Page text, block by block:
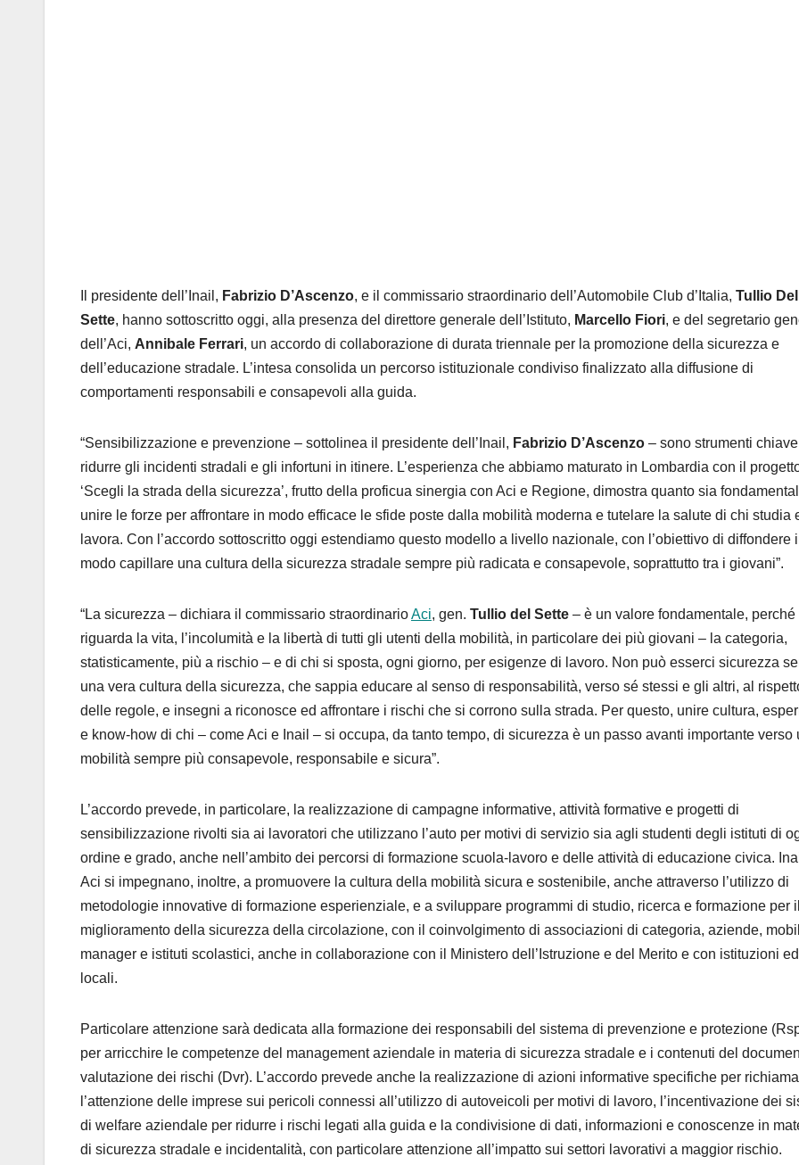
Il presidente dell’Inail, Fabrizio D’Ascenzo, e il commissario straordinario dell’Automobile Club d’Italia, Tullio Del
Sette, hanno sottoscritto oggi, alla presenza del direttore generale dell’Istituto, Marcello Fiori, e del segretario
dell’Aci, Annibale Ferrari, un accordo di collaborazione di durata triennale per la promozione della sicurezza e
dell’educazione stradale. L’intesa consolida un percorso istituzionale condiviso finalizzato alla diffusione di
comportamenti responsabili e consapevoli alla guida.
“Sensibilizzazione e prevenzione – sottolinea il presidente dell’Inail, Fabrizio D’Ascenzo – sono strumenti
ridurre gli incidenti stradali e gli infortuni in itinere. L’esperienza che abbiamo maturato in Lombardia con il
‘Scegli la strada della sicurezza’, frutto della proficua sinergia con Aci e Regione, dimostra quanto sia
unire le forze per affrontare in modo efficace le sfide poste dalla mobilità moderna e tutelare la salute di chi studia
lavora. Con l’accordo sottoscritto oggi estendiamo questo modello a livello nazionale, con l’obiettivo di diffondere
modo capillare una cultura della sicurezza stradale sempre più radicata e consapevole, soprattutto tra i giovani”.
“La sicurezza – dichiara il commissario straordinarioAci, gen. Tullio del Sette – è un valore fondamentale, perché
riguarda la vita, l’incolumità e la libertà di tutti gli utenti della mobilità, in particolare dei più giovani – la categoria,
statisticamente, più a rischio – e di chi si sposta, ogni giorno, per esigenze di lavoro. Non può esserci sicurezza
una vera cultura della sicurezza, che sappia educare al senso di responsabilità, verso sé stessi e gli altri, al
delle regole, e insegni a riconosce ed affrontare i rischi che si corrono sulla strada. Per questo, unire cultura,
e know-how di chi – come Aci e Inail – si occupa, da tanto tempo, di sicurezza è un passo avanti importante verso
mobilità sempre più consapevole, responsabile e sicura”.
L’accordo prevede, in particolare, la realizzazione di campagne informative, attività formative e progetti di
sensibilizzazione rivolti sia ai lavoratori che utilizzano l’auto per motivi di servizio sia agli studenti degli istituti di
ordine e grado, anche nell’ambito dei percorsi di formazione scuola-lavoro e delle attività di educazione civica.
Aci si impegnano, inoltre, a promuovere la cultura della mobilità sicura e sostenibile, anche attraverso l’utilizzo di
metodologie innovative di formazione esperienziale, e a sviluppare programmi di studio, ricerca e formazione per il
miglioramento della sicurezza della circolazione, con il coinvolgimento di associazioni di categoria, aziende,
manager e istituti scolastici, anche in collaborazione con il Ministero dell’Istruzione e del Merito e con istituzioni
locali.
Particolare attenzione sarà dedicata alla formazione dei responsabili del sistema di prevenzione e protezione
per arricchire le competenze del management aziendale in materia di sicurezza stradale e i contenuti del
valutazione dei rischi (Dvr). L’accordo prevede anche la realizzazione di azioni informative specifiche per
l’attenzione delle imprese sui pericoli connessi all’utilizzo di autoveicoli per motivi di lavoro, l’incentivazione dei
di welfare aziendale per ridurre i rischi legati alla guida e la condivisione di dati, informazioni e conoscenze in
di sicurezza stradale e incidentalità, con particolare attenzione all’impatto sui settori lavorativi a maggior rischio.